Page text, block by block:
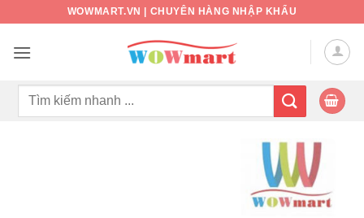
nội
WOWMART.VN | CHUYÊN HÀNG NHẬP KHẨU
Tìm